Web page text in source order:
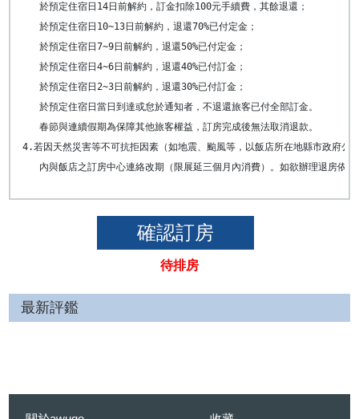
   於預定住宿日14日前解約，訂金扣除100元手續費，其餘退還；
   於預定住宿日10~13日前解約，退還70%已付定金；
   於預定住宿日7~9日前解約，退還50%已付定金；
   於預定住宿日4~6日前解約，退還40%已付訂金；
   於預定住宿日2~3日前解約，退還30%已付訂金；
   於預定住宿日當日到達或怠於通知者，不退還旅客已付全部訂金。
   春節與連續假期為保障其他旅客權益，訂房完成後無法取消退款。
4.若因天然災害等不可抗拒因素（如地震、颱風等，以飯店所在地縣市政府
內與飯店之訂房中心連絡改期（限展延三個月內消費）。如欲辦理退房依
待排房
最新評鑑